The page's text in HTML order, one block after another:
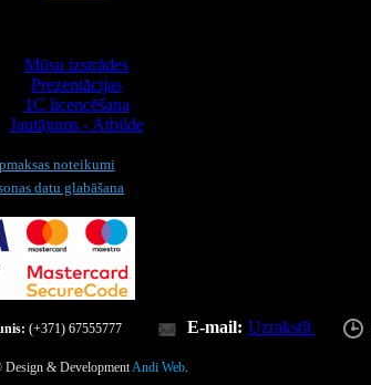
Mūsu izstrādes
Prezentācijas
1С licencēšana
Jautājums - Atbilde
noteikumi
datu glabāšana
(+371) 67555777 E-mail: Uzrakstīt
& DevelopmentAndi Web.